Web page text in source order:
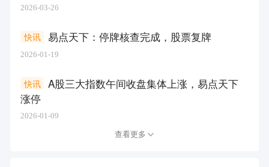
2026-03-26
易点天下：停牌核查完成，股票复牌
快讯
2026-01-19
A股三大指数午间收盘集体上涨，易点天下
涨停
快讯
2026-01-09
查看更多